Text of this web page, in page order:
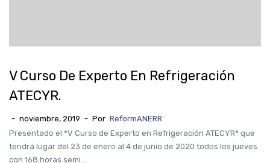
V Curso De Experto En Refrigeración
ATECYR.
- noviembre, 2019 - Por ReformANERR
Presentado el *V Curso de Experto en Refrigeración ATECYR* que
tendrá lugar del 23 de enero al 4 de junio de 2020 todos los jueves
con 168 horas semi...